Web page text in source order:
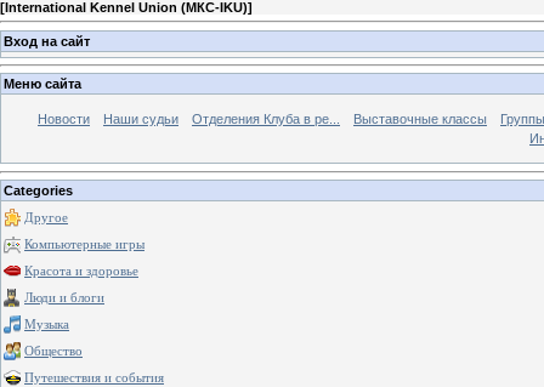
[International Kennel Union (МКС-IKU)]
Вход на сайт
Меню сайта
Новости Наши судьи Отделения Клуба в ре... Выставочные классы
Categories
Другое
Компьютерные игры
Красота и здоровье
Люди и блоги
Музыка
Общество
Путешествия и события